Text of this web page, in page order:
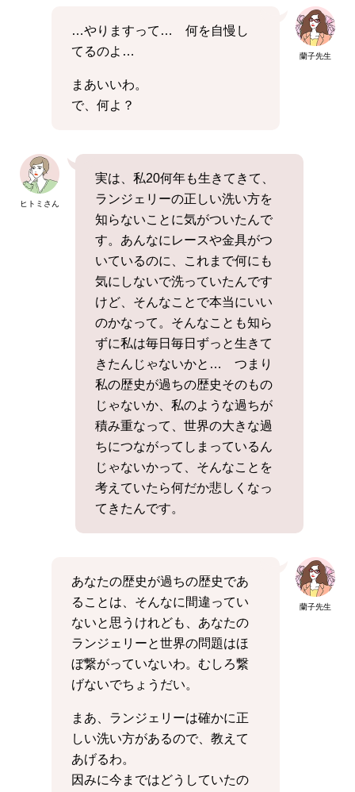
蘭子先生
…やりますって… 何を自慢し
てるのよ…
まあいいわ。
で、何よ？
ヒトミさん
実は、私20何年も生きてきて、
ランジェリーの正しい洗い方を
知らないことに気がついたんで
す。あんなにレースや金具がつ
いているのに、これまで何にも
気にしないで洗っていたんです
けど、そんなことで本当にいい
のかなって。そんなことも知ら
ずに私は毎日毎日ずっと生きて
きたんじゃないかと… つまり
私の歴史が過ちの歴史そのもの
じゃないか、私のような過ちが
積み重なって、世界の大きな過
ちにつながってしまっているん
じゃないかって、そんなことを
考えていたら何だか悲しくなっ
てきたんです。
蘭子先生
あなたの歴史が過ちの歴史であ
ることは、そんなに間違ってい
ないと思うけれども、あなたの
ランジェリーと世界の問題はほ
ぼ繋がっていないわ。むしろ繋
げないでちょうだい。
まあ、ランジェリーは確かに正
しい洗い方があるので、教えて
あげるわ。
因みに今まではどうしていたの